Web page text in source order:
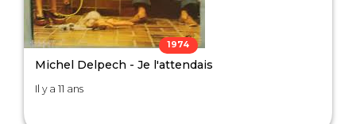
1974
Michel Delpech - Je l'attendais
Il y a 11 ans